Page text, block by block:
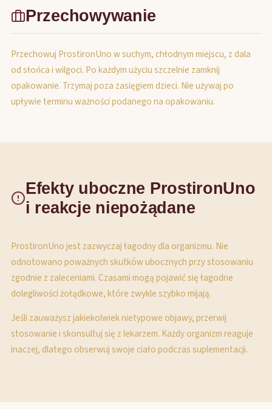
Przechowywanie
Przechowuj ProstironUno w suchym, chłodnym miejscu, z dala
od słońca i wilgoci. Po każdym użyciu szczelnie zamknij
opakowanie. Trzymaj poza zasięgiem dzieci. Nie używaj po
upływie terminu ważności podanego na opakowaniu.
Efekty uboczne ProstironUno
i reakcje niepożądane
ProstironUno jest zazwyczaj łagodny dla organizmu. Nie
odnotowano poważnych skutków ubocznych przy stosowaniu
zgodnie z zaleceniami. Czasami mogą pojawić się łagodne
dolegliwości żołądkowe, które zwykle szybko mijają.
Jeśli zauważysz jakiekolwiek nietypowe objawy, przerwij
stosowanie i skonsultuj się z lekarzem. Każdy organizm reaguje
inaczej, dlatego obserwuj swoje ciało podczas suplementacji.